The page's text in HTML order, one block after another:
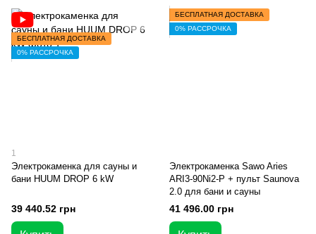
БЕСПЛАТНАЯ ДОСТАВКА
0% РАССРОЧКА
1
Электрокаменка для сауны и
бани HUUM DROP 6 kW
39 440.52 грн
БЕСПЛАТНАЯ ДОСТАВКА
0% РАССРОЧКА
Электрокаменка Sawo Aries
ARI3-90Ni2-P + пульт Saunova
2.0 для бани и сауны
41 496.00 грн